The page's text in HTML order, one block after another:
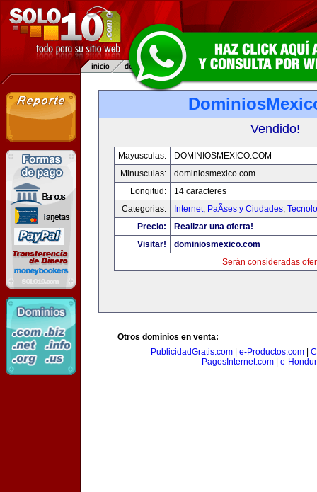
Vendido!
Mayusculas:
DOMINIOSMEXICO.COM
Minusculas:
dominiosmexico.com
Longitud:
14 caracteres
Categorias:
Internet, PaÃ­ses y Ciudades,
Precio:
Realizar una oferta!
Visitar!
dominiosmexico.com
Serán consideradas
Otros dominios en venta:
PublicidadGratis.com
e-Productos.com
PagosInternet.com
e-